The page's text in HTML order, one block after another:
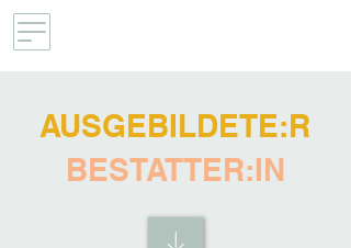
AUSGEBILDETE:R
BESTATTER:IN